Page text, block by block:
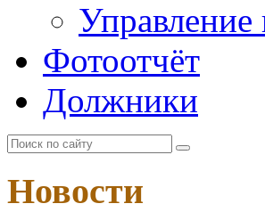
Управление
Фотоотчёт
Должники
Новости